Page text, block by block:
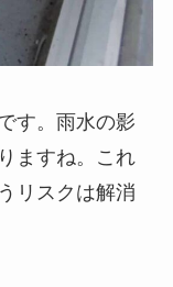
す。雨水の影
ますね。これ
リスクは解消